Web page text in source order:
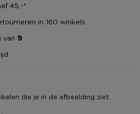
45,-*
in 160 winkels
van 9
die je in de afbeelding ziet.